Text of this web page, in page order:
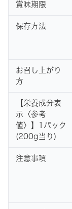
賞味期限
保存方法
お召し上がり
方
【栄養成分表
示〈参考
値〉】1パック
(200g当り)
注意事項